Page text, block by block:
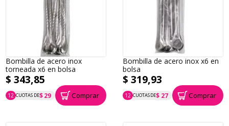
Bombilla de acero inox
torneada x6 en bolsa
$ 343,85
12 CUOTAS DE$ 29
P.T.F. $ 344 Comprar
Bombilla de acero inox x6 en
bolsa
$ 319,93
12 CUOTAS DE$ 27
P.T.F. $ 320 Comprar